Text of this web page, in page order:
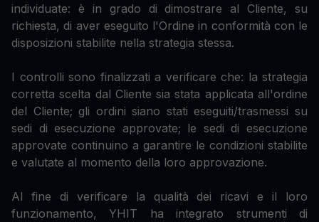
individuate: è in grado di dimostrare al Cliente, su
richiesta, di aver eseguito l'Ordine in conformità con le
disposizioni stabilite nella strategia stessa.
I controlli sono finalizzati a verificare che: la strategia
corretta scelta dal Cliente sia stata applicata all'ordine
del Cliente; gli ordini siano stati eseguiti/trasmessi su
sedi di esecuzione approvate; le sedi di esecuzione
approvate continuino a garantire le condizioni stabilite
e valutate al momento della loro approvazione.
Al fine di verificare la qualità dei ricavi e il loro
funzionamento, YHIT ha integrato strumenti di